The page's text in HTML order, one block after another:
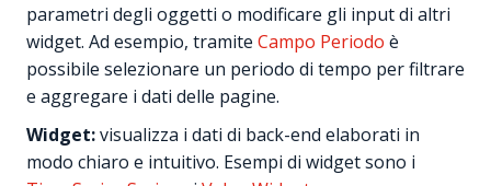
parametri degli oggetti o modificare gli input di altri
widget. Ad esempio, tramite Campo Periodo è
possibile selezionare un periodo di tempo per filtrare
e aggregare i dati delle pagine.
Widget:visualizza i dati di back-end elaborati in
modo chiaro e intuitivo. Esempi di widget sono i